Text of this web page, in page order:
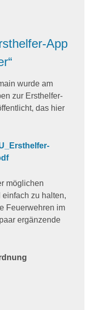
App
wurde am
zur Ersthelfer-
das hier
möglichen
zu halten,
Feuerwehren im
ergänzende